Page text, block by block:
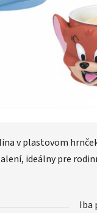
v plastovom
ideálny pre
Iba